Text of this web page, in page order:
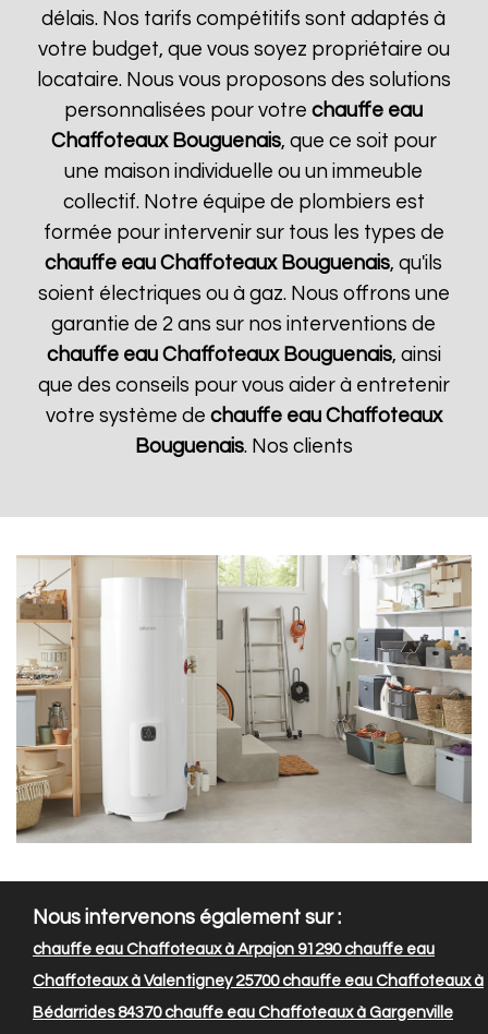
délais. Nos tarifs compétitifs sont adaptés à
votre budget, que vous soyez propriétaire ou
locataire. Nous vous proposons des solutions
personnalisées pour votrechauffe eau
Chaffoteaux Bouguenais, que ce soit pour
une maison individuelle ou un immeuble
collectif. Notre équipe de plombiers est
formée pour intervenir sur tous les types de
chauffe eau Chaffoteaux Bouguenais, qu'ils
soient électriques ou à gaz. Nous offrons une
garantie de 2 ans sur nos interventions de
chauffe eau Chaffoteaux Bouguenais, ainsi
que des conseils pour vous aider à entretenir
votre système de chauffe eau Chaffoteaux
Bouguenais. Nos clients
Nous intervenons également sur :
chauffe eau Chaffoteaux à Arpajon 91290chauffe eau
Chaffoteaux à Valentigney 25700chauffe eau Chaffoteaux à
Bédarrides 84370chauffe eau Chaffoteaux à Gargenville